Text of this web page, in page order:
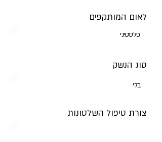
לאום המותקפים
פלסטיני
סוג הנשק
בלי
צורת טיפול השלטונות